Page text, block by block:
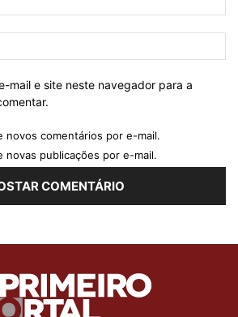
mail e site neste navegador para a
novos comentários por e-mail.
novas publicações por e-mail.